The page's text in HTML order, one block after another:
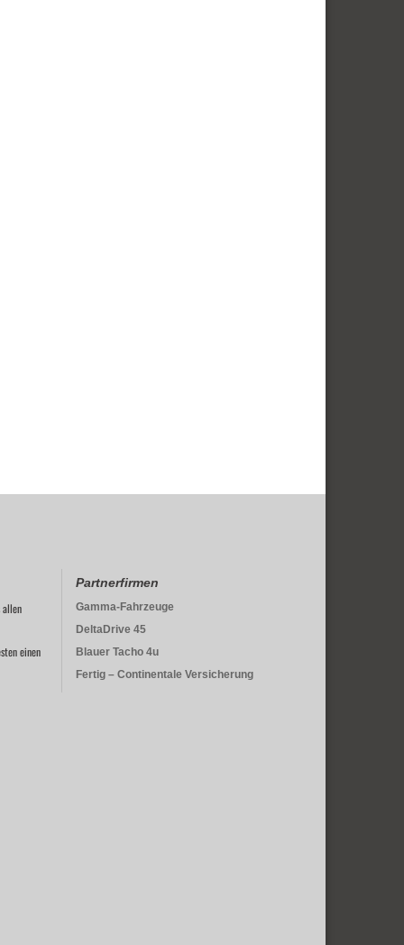
allen
einen
Partnerfirmen
Gamma-Fahrzeuge
DeltaDrive 45
Blauer Tacho 4u
Fertig – Continentale Versicherung